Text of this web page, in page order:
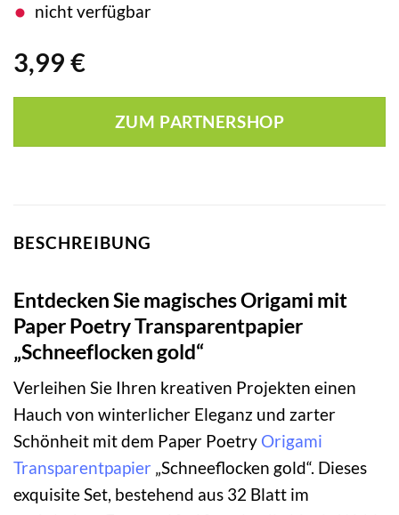
3,99 €
nicht verfügbar
ZUM PARTNERSHOP
BESCHREIBUNG
Entdecken Sie magisches Origami mit
Paper Poetry Transparentpapier
„Schneeflocken gold“
Verleihen Sie Ihren kreativen Projekten einen
Hauch von winterlicher Eleganz und zarter
Schönheit mit dem Paper Poetry Origami
Transparentpapier „Schneeflocken gold“. Dieses
exquisite Set, bestehend aus 32 Blatt im